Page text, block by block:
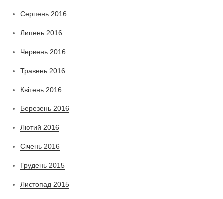
Серпень 2016
Липень 2016
Червень 2016
Травень 2016
Квітень 2016
Березень 2016
Лютий 2016
Січень 2016
Грудень 2015
Листопад 2015